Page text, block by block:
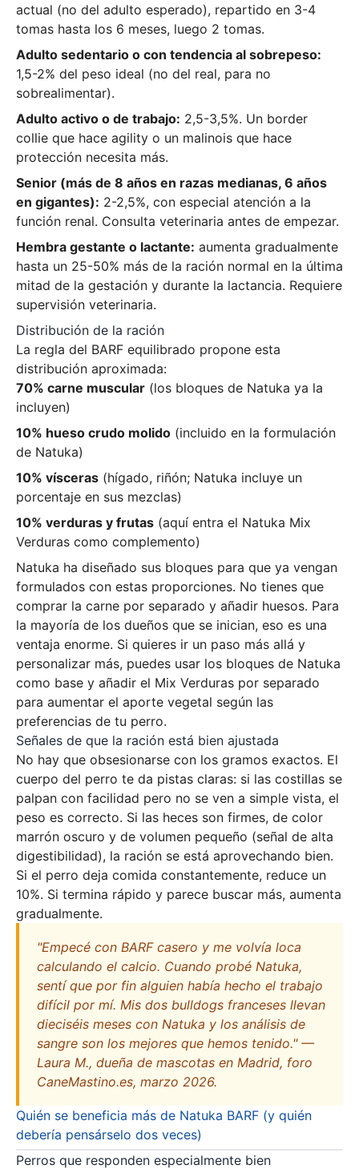
actual (no del adulto esperado), repartido en 3-4
tomas hasta los 6 meses, luego 2 tomas.
Adulto sedentario o con tendencia al sobrepeso:
1,5-2% del peso ideal (no del real, para no
sobrealimentar).
Adulto activo o de trabajo: 2,5-3,5%. Un border
collie que hace agility o un malinois que hace
protección necesita más.
Senior (más de 8 años en razas medianas, 6 años
en gigantes): 2-2,5%, con especial atención a la
función renal. Consulta veterinaria antes de empezar.
Hembra gestante o lactante: aumenta gradualmente
hasta un 25-50% más de la ración normal en la última
mitad de la gestación y durante la lactancia. Requiere
supervisión veterinaria.
Distribución de la ración
La regla del BARF equilibrado propone esta
distribución aproximada:
70% carne muscular (los bloques de Natuka ya la
incluyen)
10% hueso crudo molido (incluido en la formulación
de Natuka)
10% vísceras (hígado, riñón; Natuka incluye un
porcentaje en sus mezclas)
10% verduras y frutas (aquí entra el Natuka Mix
Verduras como complemento)
Natuka ha diseñado sus bloques para que ya vengan
formulados con estas proporciones. No tienes que
comprar la carne por separado y añadir huesos. Para
la mayoría de los dueños que se inician, eso es una
ventaja enorme. Si quieres ir un paso más allá y
personalizar más, puedes usar los bloques de Natuka
como base y añadir el Mix Verduras por separado
para aumentar el aporte vegetal según las
preferencias de tu perro.
Señales de que la ración está bien ajustada
No hay que obsesionarse con los gramos exactos. El
cuerpo del perro te da pistas claras: si las costillas se
palpan con facilidad pero no se ven a simple vista, el
peso es correcto. Si las heces son firmes, de color
marrón oscuro y de volumen pequeño (señal de alta
digestibilidad), la ración se está aprovechando bien.
Si el perro deja comida constantemente, reduce un
10%. Si termina rápido y parece buscar más, aumenta
gradualmente.
"Empecé con BARF casero y me volvía loca
calculando el calcio. Cuando probé Natuka,
sentí que por fin alguien había hecho el trabajo
difícil por mí. Mis dos bulldogs franceses llevan
dieciséis meses con Natuka y los análisis de
sangre son los mejores que hemos tenido." —
Laura M., dueña de mascotas en Madrid, foro
CaneMastino.es, marzo 2026.
Quién se beneficia más de Natuka BARF (y quién
debería pensárselo dos veces)
Perros que responden especialmente bien